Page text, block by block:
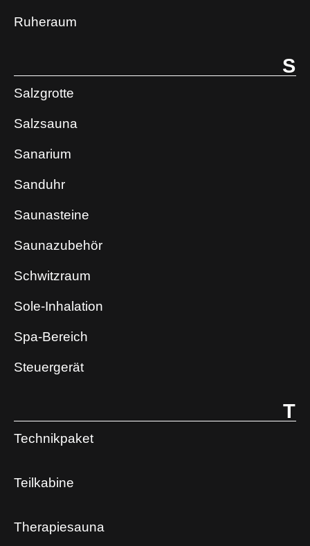
Ruheraum
S
Salzgrotte
Salzsauna
Sanarium
Sanduhr
Saunasteine
Saunazubehör
Schwitzraum
Sole-Inhalation
Spa-Bereich
Steuergerät
T
Technikpaket
Teilkabine
Therapiesauna